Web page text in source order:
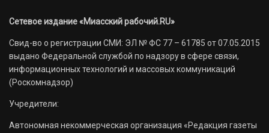
Сетевое издание «Миасский рабочий.RU»
Свид-во о регистрации СМИ: ЭЛ № ФС 77 – 61785 от 07.05.2015
выдано Федеральной службой по надзору в сфере связи,
информационных технологий и массовых коммуникаций
(Роскомнадзор)
Учредители:
Автономная некоммерческая организация «Редакция газеты